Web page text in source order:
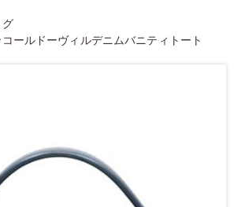
グ
ールドーヴィルデニムバニティトート